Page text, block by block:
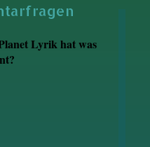
Lyrik hat was